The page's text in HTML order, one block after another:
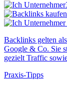
Backlinks gelten
Google & Co. Sie
gezielt Traffic
Praxis-Tipps